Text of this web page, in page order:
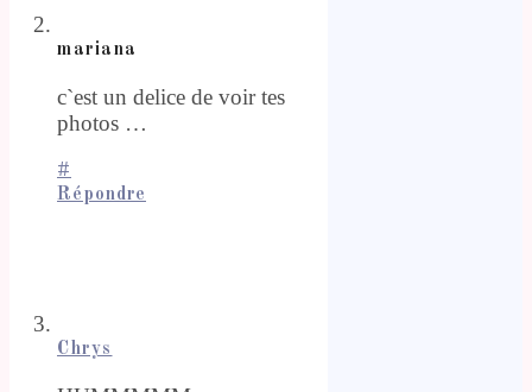
mariana
c`est un delice de voir tes
photos …
#
Répondre
Chrys